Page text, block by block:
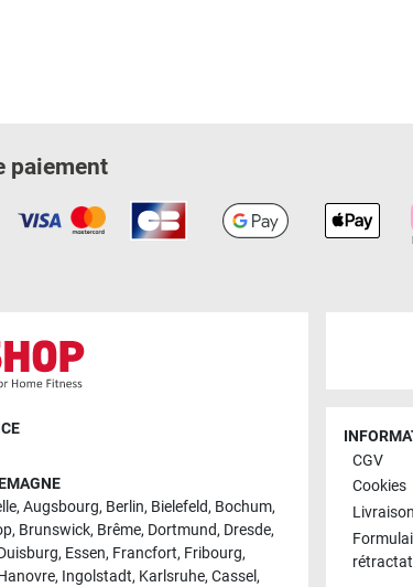
paiement
, Augsbourg, Berlin, Bielefeld, Bochum,
, Brunswick, Brême, Dortmund, Dresde,
, Essen, Francfort, Fribourg,
, Ingolstadt, Karlsruhe, Cassel,
CGV
Cookies
Livraison